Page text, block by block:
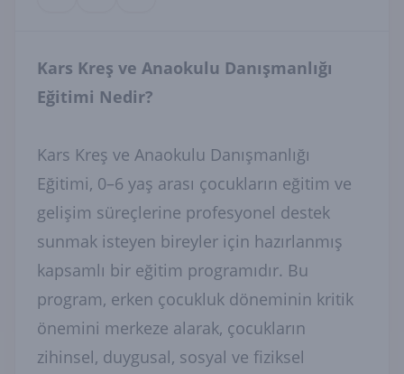
Kars Kreş ve Anaokulu Danışmanlığı
Eğitimi Nedir?
Kars Kreş ve Anaokulu Danışmanlığı
Eğitimi, 0–6 yaş arası çocukların eğitim ve
gelişim süreçlerine profesyonel destek
sunmak isteyen bireyler için hazırlanmış
kapsamlı bir eğitim programıdır. Bu
program, erken çocukluk döneminin kritik
önemini merkeze alarak, çocukların
zihinsel, duygusal, sosyal ve fiziksel